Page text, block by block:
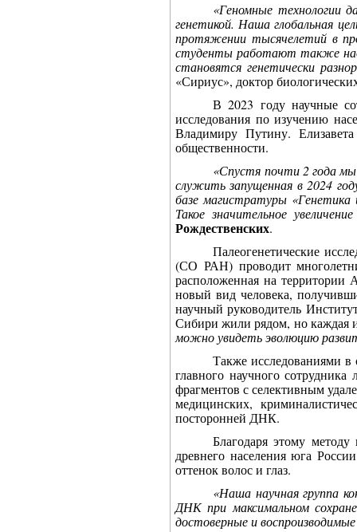
«Геномные технологии
генетикой. Наша глобальная
протяжении тысячелетий в
студенты работают также над
становятся генетически
«Сириус», доктор
В 2023 году научные
исследования по изучению
Владимиру Путину.
общественности.
«Спустя почти 2 года мы
служить запущенная в 2024
базе магистратуры «Генетика
Такое значительное
Рождественских.
Палеогенетические
(СО РАН) проводит
расположенная на территории
новый вид человека,
научный руководитель
Сибири жили рядом, но каждая
можно увидеть эволюцию
Также исследованиями
главного научного
фрагментов с селективным
медицинских,
посторонней ДНК.
Благодаря этому
древнего населения юга
оттенок волос и глаз.
«Наша научная группа
ДНК при максимальном
достоверные и